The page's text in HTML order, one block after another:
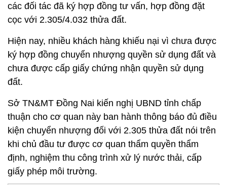
các đối tác đã ký hợp đồng tư vấn, hợp đồng đặt
cọc với 2.305/4.032 thửa đất.
Hiện nay, nhiều khách hàng khiếu nại vì chưa được
ký hợp đồng chuyển nhượng quyền sử dụng đất và
chưa được cấp giấy chứng nhận quyền sử dụng
đất.
Sở TN&MT Đồng Nai kiến nghị UBND tỉnh chấp
thuận cho cơ quan này ban hành thông báo đủ điều
kiện chuyển nhượng đối với 2.305 thửa đất nói trên
khi chủ đầu tư được cơ quan thẩm quyền thẩm
định, nghiệm thu công trình xử lý nước thải, cấp
giấy phép môi trường.